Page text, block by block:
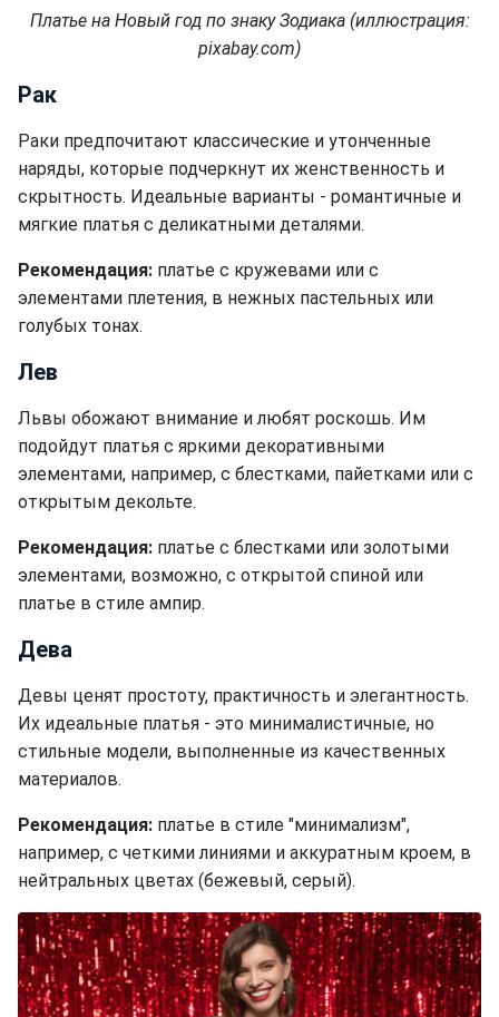
Платье на Новый год по знаку Зодиака (иллюстрация:
pixabay.com)
Рак
Раки предпочитают классические и утонченные
наряды, которые подчеркнут их женственность и
скрытность. Идеальные варианты - романтичные и
мягкие платья с деликатными деталями.
Рекомендация: платье с кружевами или с
элементами плетения, в нежных пастельных или
голубых тонах.
Лев
Львы обожают внимание и любят роскошь. Им
подойдут платья с яркими декоративными
элементами, например, с блестками, пайетками или с
открытым декольте.
Рекомендация: платье с блестками или золотыми
элементами, возможно, с открытой спиной или
платье в стиле ампир.
Дева
Девы ценят простоту, практичность и элегантность.
Их идеальные платья - это минималистичные, но
стильные модели, выполненные из качественных
материалов.
Рекомендация: платье в стиле "минимализм",
например, с четкими линиями и аккуратным кроем, в
нейтральных цветах (бежевый, серый).